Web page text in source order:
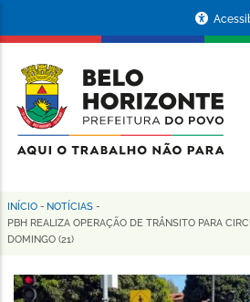
conteúdo
principal
da
Prefeitura
de
Horizonte
Trilha
de
navegação
INÍCIO - NOTÍCIAS -
PBH REALIZA OPERAÇÃO DE TRÂNSITO PARA
DOMINGO (21)